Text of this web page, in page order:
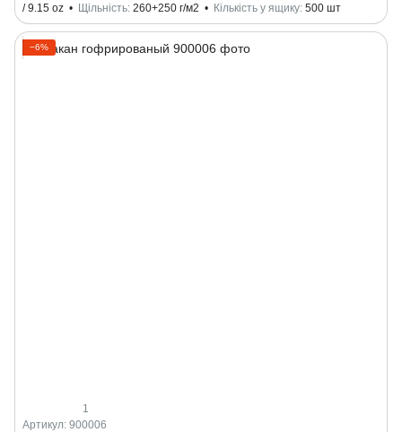
/ 9.15 oz
Щільність 260+250 г/м2 Кількість у ящику 500 шт
−6%
1
Артикул: 900006